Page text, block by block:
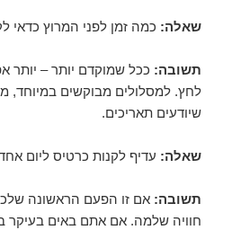
שאלה: כמה זמן לפני המרוץ כדאי
תשובה: ככל שמוקדם יותר – יותר
לחץ. למסלולים מבוקשים במיוחד,
שיודעים תאריכים.
שאלה: עדיף לקנות כרטיס ליום
תשובה: אם זו הפעם הראשונה
חוויה שלמה. אם אתם באים בעיקר